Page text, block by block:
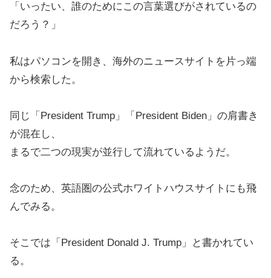
「いったい、誰のためにこの言葉選びがされているの
だろう？」
私はパソコンを開き、海外のニュースサイトを片っ端
から検索した。
同じ「President Trump」「President Biden」の肩書き
が混在し、
まるで二つの現実が並行して流れているようだ。
念のため、英語圏の公式ホワイトハウスサイトにも飛
んでみる。
そこでは「President Donald J. Trump」と書かれてい
る。